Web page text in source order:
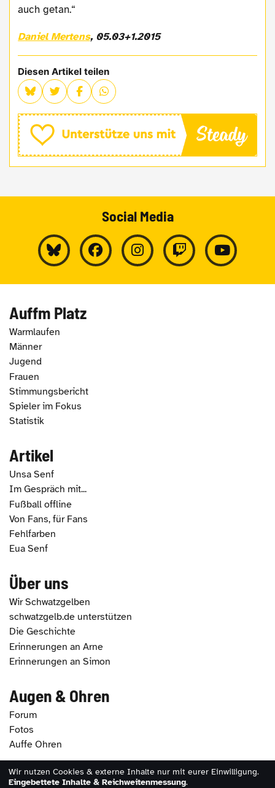
auch getan.“
Daniel Mertens, 05.03+1.2015
Diesen Artikel teilen
Social Media
Auffm Platz
Warmlaufen
Männer
Jugend
Frauen
Stimmungsbericht
Spieler im Fokus
Statistik
Artikel
Unsa Senf
Im Gespräch mit...
Fußball offline
Von Fans, für Fans
Fehlfarben
Eua Senf
Über uns
Wir Schwatzgelben
schwatzgelb.de unterstützen
Die Geschichte
Erinnerungen an Arne
Erinnerungen an Simon
Augen & Ohren
Forum
Fotos
Auffe Ohren
2026 - schwatzgelb.de |Impressum|Datenschutz
Wir nutzen Cookies & externe Inhalte nur mit eurer Einwilligung.
Eingebettete Inhalte & Reichweitenmessung.